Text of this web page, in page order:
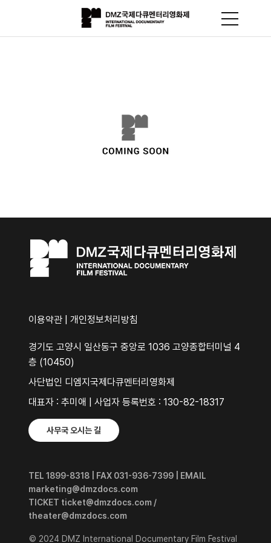
이용약관 개인정보처리방침
경기도 고양시 일산동구 중앙로 1036 고양종합터미널 4
층 (10450)
사단법인 디엠지국제다큐멘터리영화제
대표자 : 추미애 | 사업자 등록번호 : 130-82-18317
사무국 오시는 길
TEL 1899-8318 | FAX 031-936-7399 | EMAIL
marketing@dmzdocs.com
TICKET ticket@dmzdocs.com /
theater@dmzdocs.com
© 2024 DMZ International Documentary Film Festival